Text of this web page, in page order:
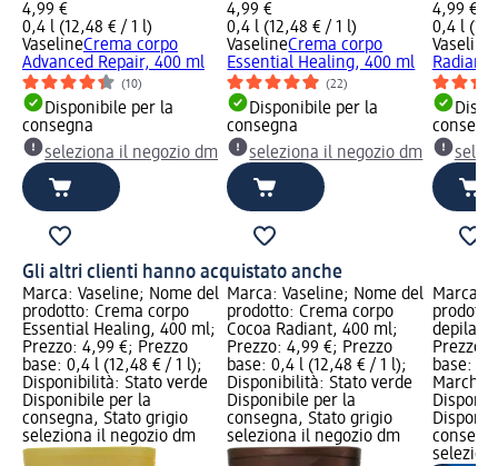
4,99 €
0,4 l (12,48 € / 1 l)
VaselineCrema corpo
Advanced Repair, 400 ml
(10)
Disponibile per la
consegna
seleziona il negozio dm
4,99 €
0,4 l (12,48 € / 1 l)
VaselineCrema corpo
Essential Healing, 400 ml
(22)
Disponibile per la
consegna
seleziona il negozio dm
4,99 €
0,4 l
Vaseline
Gli altri clienti hanno acquistato anche
Marca: Vaseline; Nome del
prodotto: Crema corpo
Essential Healing, 400 ml;
Prezzo: 4,99 €; Prezzo
base: 0,4 l (12,48 € / 1 l);
Disponibilità: Stato verde
Disponibile per la
consegna, Stato grigio
seleziona il negozio dm
Marca: Vaseline; Nome del
prodotto: Crema corpo
Cocoa Radiant, 400 ml;
Prezzo: 4,99 €; Prezzo
base: 0,4 l (12,48 € / 1 l);
Disponibilità: Stato verde
Disponibile per la
consegna, Stato grigio
seleziona il negozio dm
Marca:
Prezzo:
base:
Marchio